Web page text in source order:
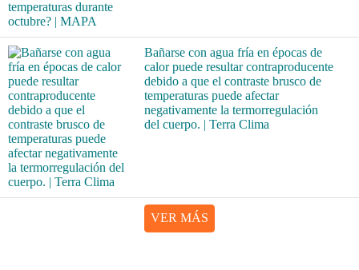
Bañarse con agua fría en épocas de
calor puede resultar contraproducente
debido a que el contraste brusco de
temperaturas puede afectar
negativamente la termorregulación
del cuerpo. | Terra Clima
VER MÁS